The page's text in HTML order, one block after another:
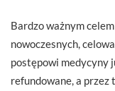
Bardzo ważnym
nowoczesnych,
postępowi medycyny
refundowane, a przez